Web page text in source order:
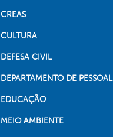
CREAS
CULTURA
DEFESA CIVIL
DEPARTAMENTO DE PESSOAL
EDUCAÇÃO
MEIO AMBIENTE